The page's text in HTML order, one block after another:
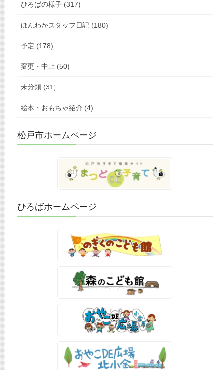
ひろばの様子 (317)
ほんわかスタッフ日記 (180)
予定 (178)
変更・中止 (50)
未分類 (31)
絵本・おもちゃ紹介 (4)
松戸市ホームページ
ひろばホームページ